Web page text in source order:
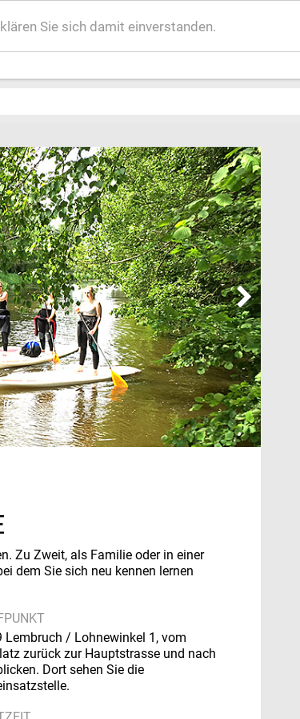
Sie sich damit einverstanden.
Zu Zweit, als Familie oder in einer
dem Sie sich neu kennen lernen
Lembruch / Lohnewinkel 1, vom
zurück zur Hauptstrasse und nach
Dort sehen Sie die